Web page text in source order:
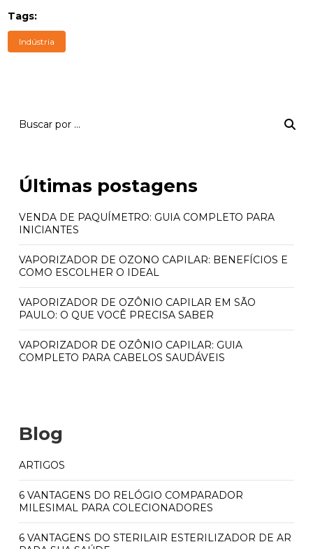
Tags:
Indústria
Últimas postagens
VENDA DE PAQUÍMETRO: GUIA COMPLETO PARA
INICIANTES
VAPORIZADOR DE OZONO CAPILAR: BENEFÍCIOS E
COMO ESCOLHER O IDEAL
VAPORIZADOR DE OZÔNIO CAPILAR EM SÃO
PAULO: O QUE VOCÊ PRECISA SABER
VAPORIZADOR DE OZÔNIO CAPILAR: GUIA
COMPLETO PARA CABELOS SAUDÁVEIS
Blog
ARTIGOS
6 VANTAGENS DO RELÓGIO COMPARADOR
MILESIMAL PARA COLECIONADORES
6 VANTAGENS DO STERILAIR ESTERILIZADOR DE AR